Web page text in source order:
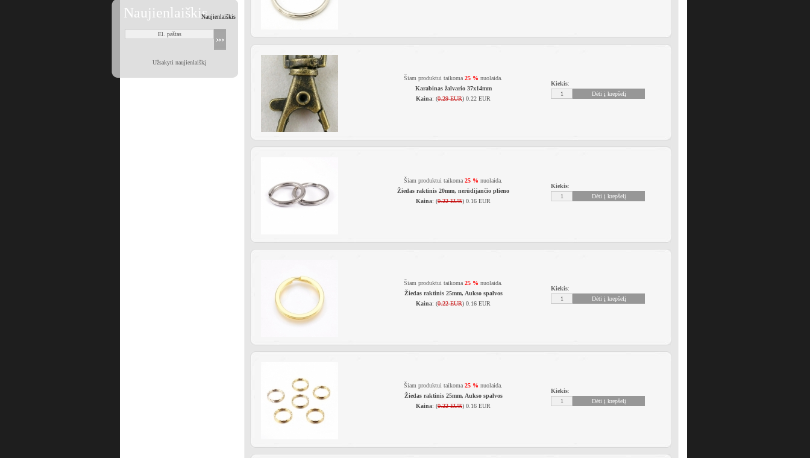
NaujienlaiškisNaujienlaiškis
Užsakyti naujienlaiškį
Šiam produktui taikoma 25 % nuolaida.
Karabinas žalvario 37x14mm
Kaina: (0.29 EUR) 0.22 EUR
Kiekis:
Šiam produktui taikoma 25 % nuolaida.
Žiedas raktinis 20mm, nerūdijančio plieno
Kaina: (0.22 EUR) 0.16 EUR
Kiekis:
Šiam produktui taikoma 25 % nuolaida.
Žiedas raktinis 25mm, Aukso spalvos
Kaina: (0.22 EUR) 0.16 EUR
Kiekis:
Šiam produktui taikoma 25 % nuolaida.
Žiedas raktinis 25mm, Aukso spalvos
Kaina: (0.22 EUR) 0.16 EUR
Kiekis: